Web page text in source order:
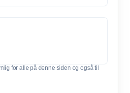
for alle på denne siden og også til